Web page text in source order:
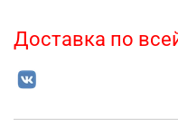
Доставка по